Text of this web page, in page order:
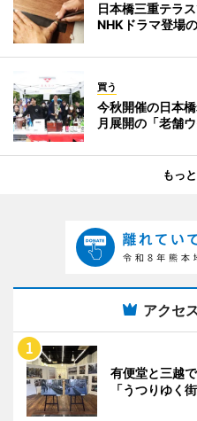
日本橋三重テラ
NHKドラマ登場
買う
今秋開催の日本
月展開の「老舗
もっ
アクセ
有便堂と三越
「うつりゆく